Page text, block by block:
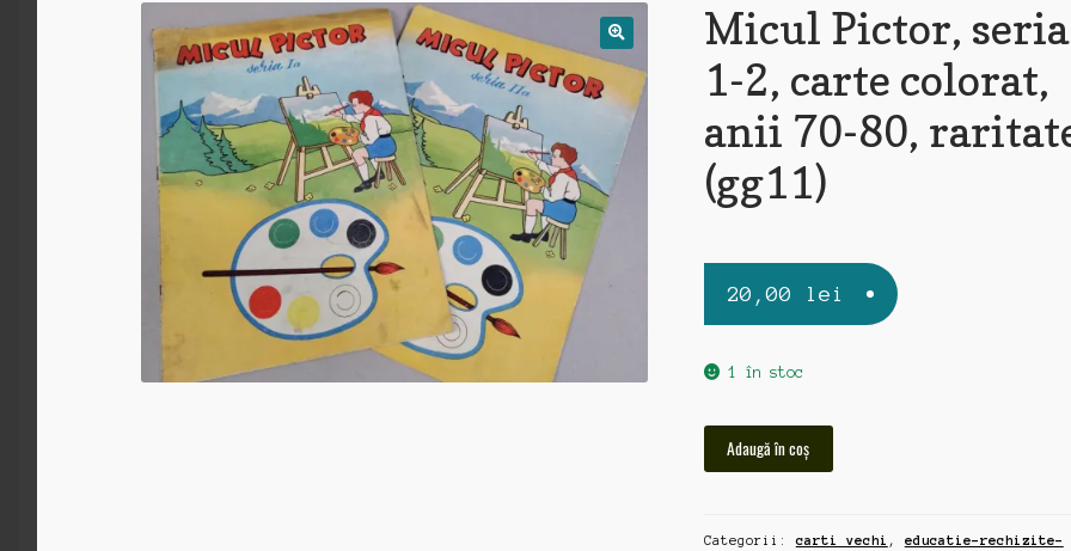
Micul Pictor, seria
1-2, carte colorat,
anii 70-80,
(gg11)
20,00 lei
1 în stoc
1-
Adaugă în coș
Categorii:carti vechi , educatie-rechizite-